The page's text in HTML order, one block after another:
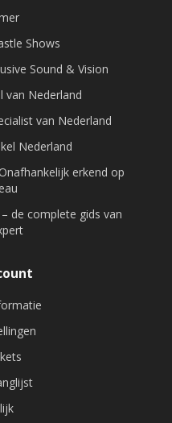
Shows
Sound & Vision
van Nederland
van Nederland
Nederland
erkend op
de complete gids van